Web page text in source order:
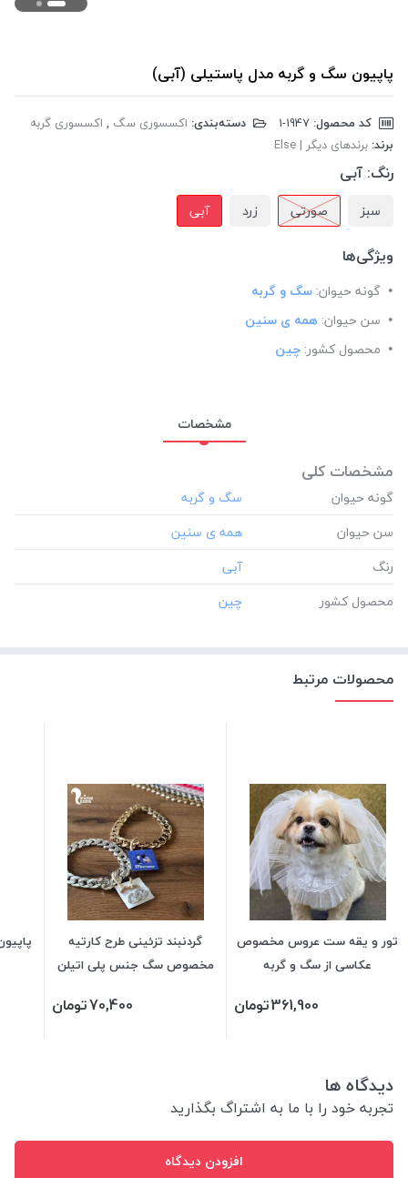
پاپیون سگ و گربه مدل پاستیلی (آبی)
کد محصول: دسته‌بندی: اکسسوری سگ , اکسسوری گربه
برند: برندهای دیگر | Else
رنگ: آبی
سبز صورتی زرد آبی
ویژگی‌ها
گونه حیوان: سگ و گربه
سن حیوان: همه ی سنین
محصول کشور: چین
مشخصات
مشخصات کلی
گونه حیوان
سن حیوان
رنگ
محصول کشور
محصولات مرتبط
تور و یقه ست عروس مخصوص
عکاسی از سگ و گربه
361,900تومان
گردنبند تزئینی طرح کارتیه
مخصوص سگ جنس پلی اتیلن
70,400تومان
دیدگاه ها
تجربه خود را با ما به اشتراگ بگذارید
افزودن دیدگاه